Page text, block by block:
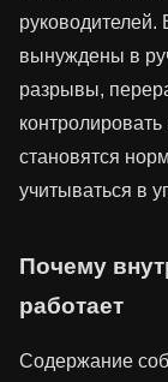
вынуждены в
разрывы,
становятся
учитываться в
Почему
работает
Содержание